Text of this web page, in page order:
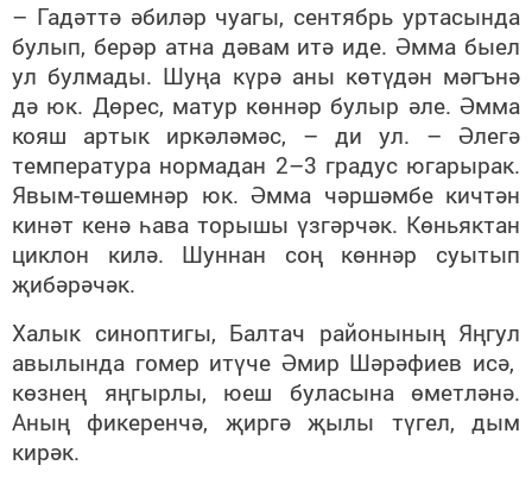
– Гадәттә әбиләр чуагы, сентябрь уртасында
булып, берәр атна дәвам итә иде. Әмма быел
ул булмады. Шуңа күрә аны көтүдән мәгънә
дә юк. Дөрес, матур көннәр булыр әле. Әмма
кояш артык иркәләмәс, – ди ул. – Әлегә
температура нормадан 2–3 градус югарырак.
Явым-төшемнәр юк. Әмма чәршәмбе кичтән
кинәт кенә һава торышы үзгәрчәк. Көньяктан
циклон килә. Шуннан соң көннәр суытып
җибәрәчәк.
Халык синоптигы, Балтач районының Яңгул
авылында гомер итүче Әмир Шәрәфиев исә,
көзнең яңгырлы, юеш буласына өметләнә.
Аның фикеренчә, җиргә җылы түгел, дым
кирәк.